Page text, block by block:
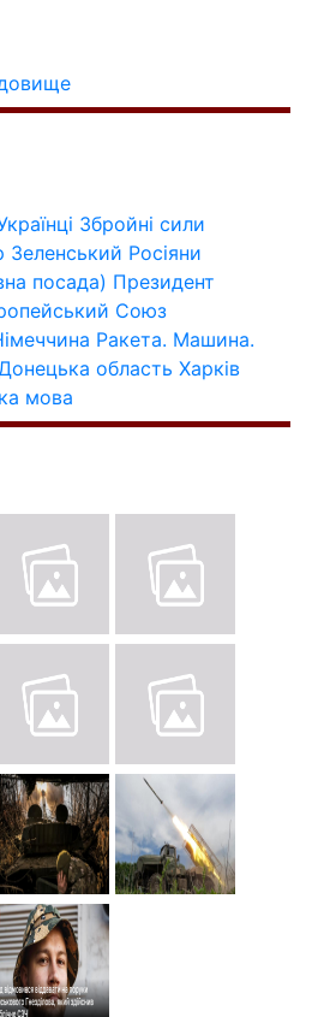
Збройні сили
Росіяни
посада) Президент
Союз
Ракета. Машина.
область Харків
мова